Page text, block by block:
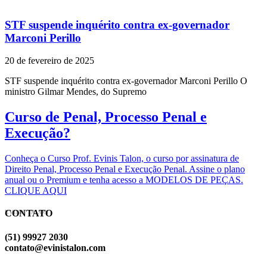
STF suspende inquérito contra ex-governador
Marconi Perillo
20 de fevereiro de 2025
STF suspende inquérito contra ex-governador Marconi Perillo O
ministro Gilmar Mendes, do Supremo
Curso de Penal, Processo Penal e
Execução?
Conheça o Curso Prof. Evinis Talon, o curso por assinatura de
Direito Penal, Processo Penal e Execução Penal. Assine o plano
anual ou o Premium e tenha acesso a MODELOS DE PEÇAS.
CLIQUE AQUI
EVINIS TALON
CONTATO
(51) 99927 2030
contato@evinistalon.com